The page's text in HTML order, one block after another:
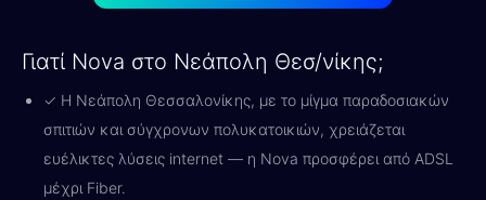
Γιατί Nova στο Νεάπολη Θεσ/νίκης;
✓ Η Νεάπολη Θεσσαλονίκης, με το μίγμα παραδοσιακών
σπιτιών και σύγχρονων πολυκατοικιών, χρειάζεται
ευέλικτες λύσεις internet — η Nova προσφέρει από ADSL
μέχρι Fiber.